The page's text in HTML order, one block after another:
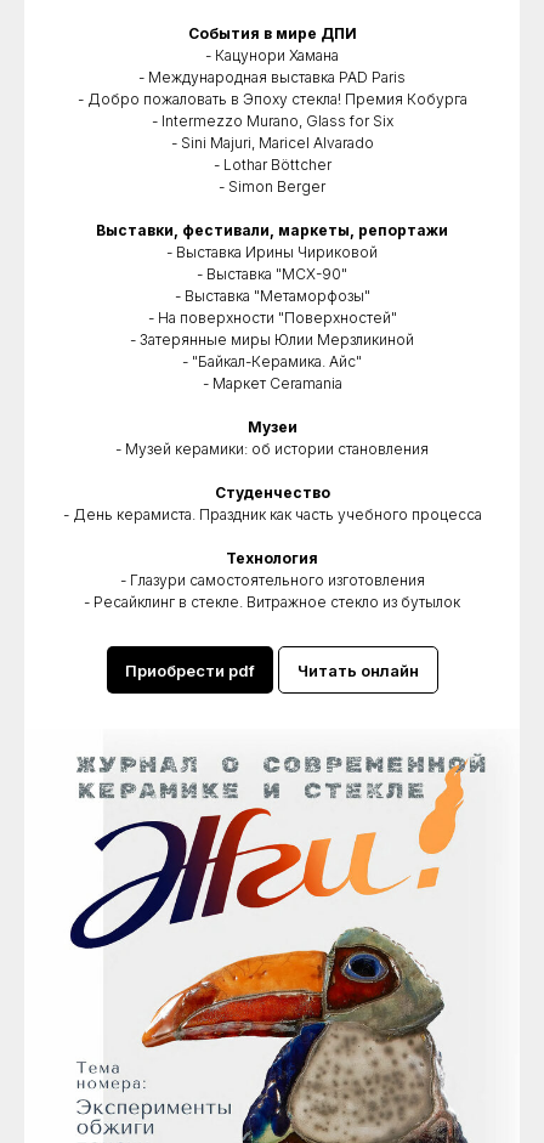
События в мире ДПИ
- Кацунори Хамана
- Международная выставка PAD Paris
- Добро пожаловать в Эпоху стекла! Премия Кобурга
- Intermezzo Murano, Glass for Six
- Sini Majuri, Maricel Alvarado
- Lothar Böttcher
- Simon Berger
Выставки, фестивали, маркеты, репортажи
- Выставка Ирины Чириковой
- Выставка "МСХ-90"
- Выставка "Метаморфозы"
- На поверхности "Поверхностей"
- Затерянные миры Юлии Мерзликиной
- "Байкал-Керамика. Айс"
- Маркет Ceramania
Музеи
- Музей керамики: об истории становления
Студенчество
- День керамиста. Праздник как часть учебного процесса
Технология
- Глазури самостоятельного изготовления
- Ресайклинг в стекле. Витражное стекло из бутылок
Приобрести pdf Читать онлайн